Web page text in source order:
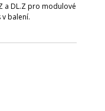
a DL.Z pro modulové
v balení.